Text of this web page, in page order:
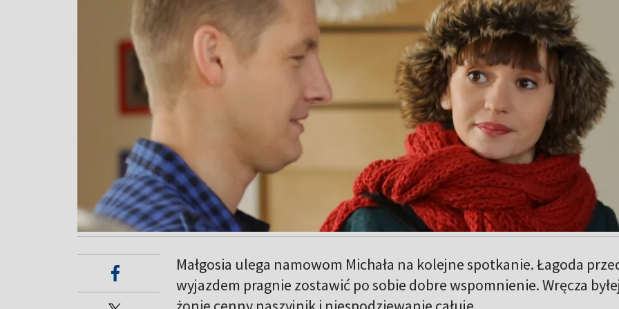
Małgosia ulega namowom Michała na kolejne spotkanie. Łagoda
wyjazdem pragnie zostawić po sobie dobre wspomnienie. Wręcza